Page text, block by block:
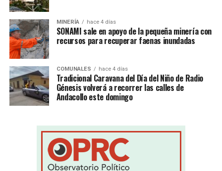
MINERÍA hace 4 días
SONAMI sale en apoyo de la pequeña minería con
recursos para recuperar faenas inundadas
COMUNALES hace 4 días
Tradicional Caravana del Día del Niño de Radio
Génesis volverá a recorrer las calles de
Andacollo este domingo